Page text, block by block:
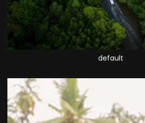
default